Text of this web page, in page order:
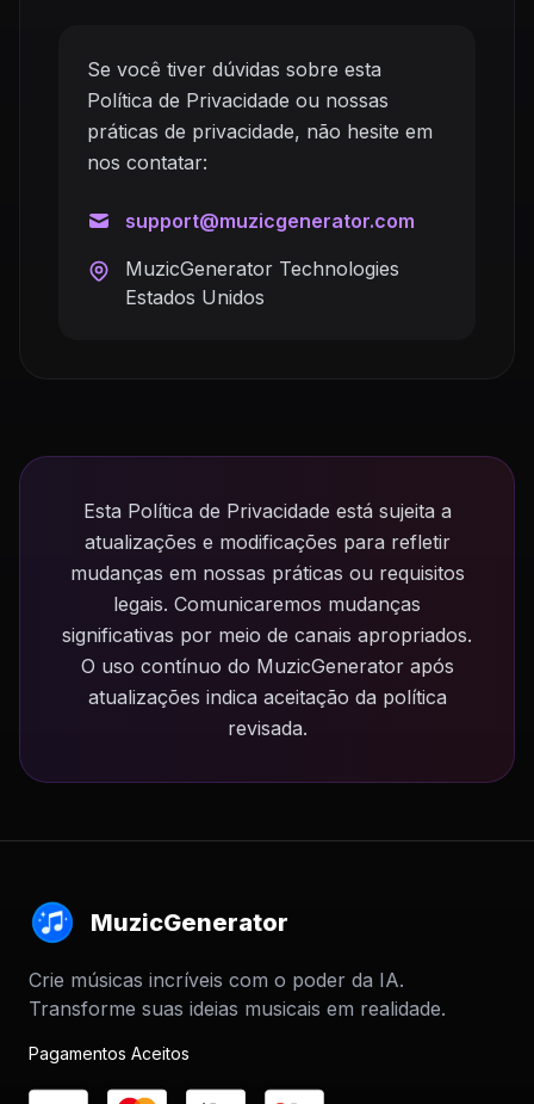
Se você tiver dúvidas sobre esta
Política de Privacidade ou nossas
práticas de privacidade, não hesite em
nos contatar:
support@muzicgenerator.com
MuzicGenerator Technologies
Estados Unidos
Esta Política de Privacidade está sujeita a
atualizações e modificações para refletir
mudanças em nossas práticas ou requisitos
legais. Comunicaremos mudanças
significativas por meio de canais apropriados.
O uso contínuo do MuzicGenerator após
atualizações indica aceitação da política
revisada.
MuzicGenerator
Crie músicas incríveis com o poder da IA.
Transforme suas ideias musicais em realidade.
Pagamentos Aceitos